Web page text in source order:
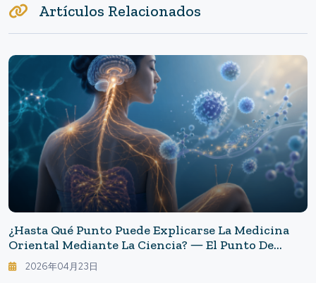
Artículos Relacionados
¿Hasta Qué Punto Puede Explicarse La Medicina
Oriental Mediante La Ciencia? ― El Punto De
Conexión Neuroinmunológico Demostrado Por La
Investigación En Acupuntura
2026年04月23日